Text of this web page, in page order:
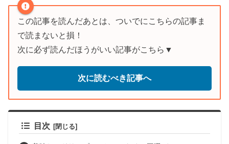
この記事を読んだあとは、ついでにこちらの記事ま
で読まないと損！
次に必ず読んだほうがいい記事がこちら▼
次に読むべき記事へ
目次